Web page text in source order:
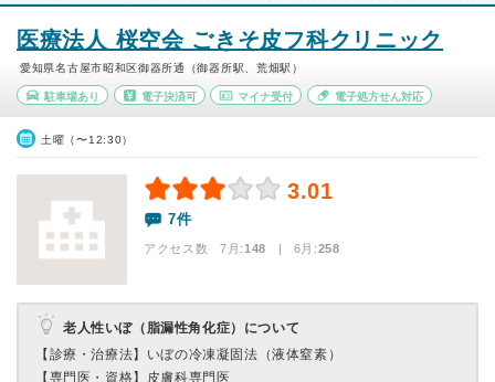
医療法人 桜空会 ごきそ皮フ科クリニック
愛知県名古屋市昭和区御器所通（御器所駅、荒畑駅）
駐車場あり 電子決済可 マイナ受付 電子処方せん対応
土曜（〜12:30）
3.01
7件
アクセス数 7月:148 | 6月:258
老人性いぼ（脂漏性角化症）について
【診療・治療法】 いぼの冷凍凝固法（液体窒素）
【専門医・資格】 皮膚科専門医